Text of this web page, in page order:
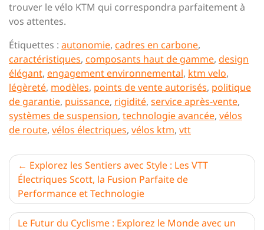
trouver le vélo KTM qui correspondra parfaitement à
vos attentes.
Étiquettes : autonomie, cadres en carbone,
caractéristiques, composants haut de gamme, design
élégant, engagement environnemental, ktm velo,
légèreté, modèles, points de vente autorisés, politique
de garantie, puissance, rigidité, service après-vente,
systèmes de suspension, technologie avancée, vélos
de route, vélos électriques, vélos ktm, vtt
Navigation
de
l’article
Explorez les Sentiers avec Style : Les VTT
Électriques Scott, la Fusion Parfaite de
Performance et Technologie
Le Futur du Cyclisme : Explorez le Monde avec un